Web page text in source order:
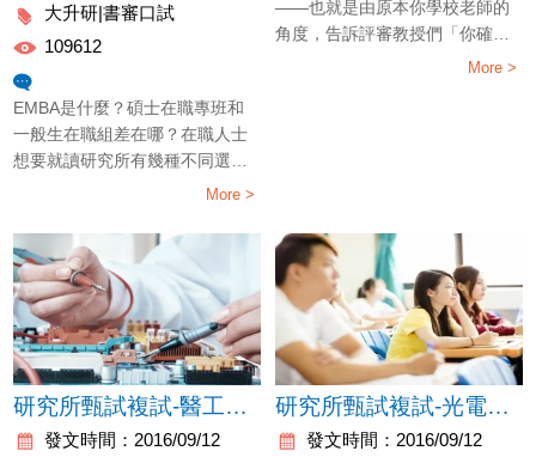
大升研|書審口試
109612
EMBA是什麼？碩士在職專班和
一般生在職組差在哪？在職人士
想要就讀研究所有幾種不同選
擇，常見在職專班有三種：一般
在此當中EMBA對於工作經驗要
求最高，例如112年政大EMBA簡
章中規定，一般學士畢業者須具
8~12年以上工作經驗。
More >
——也就是由原本你學校老師的
角度，告訴評審教授們「你確實
很優秀」！所以推薦信的效力夠
More >
研究所甄試複試-醫工所簡介
發文時間：2016/09/12
研究所甄試複試-光電所簡介
發文時間：2016/09/12